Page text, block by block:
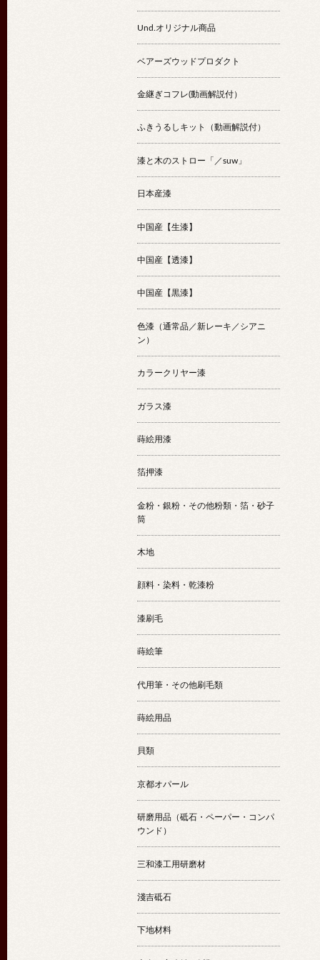
Und.オリジナル商品
ベアーズウッドプロダクト
金継ぎコフレ(動画解説付）
ふきうるしキット（動画解説付）
漆と木のストロー「／suw」
日本産漆
中国産【生漆】
中国産【透漆】
中国産【黒漆】
色漆（通常品／新レーキ／シアニ
ン）
カラークリヤー漆
ガラス漆
蒔絵用漆
箔押漆
金粉・銀粉・その他粉類・箔・砂子
筒
木地
顔料・染料・乾漆粉
漆刷毛
蒔絵筆
代用筆・その他刷毛類
蒔絵用品
貝類
京都オパール
研磨用品（砥石・ペーパー・コンパ
ウンド）
三和漆工用研磨材
淺吉砥石
下地材料